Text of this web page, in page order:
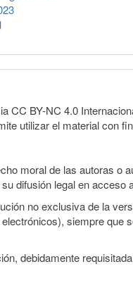
CC BY-NC 4.0
utilizar el material con
moral de las autoras o
difusión legal en acceso
no exclusiva de la
siempre que
debidamente